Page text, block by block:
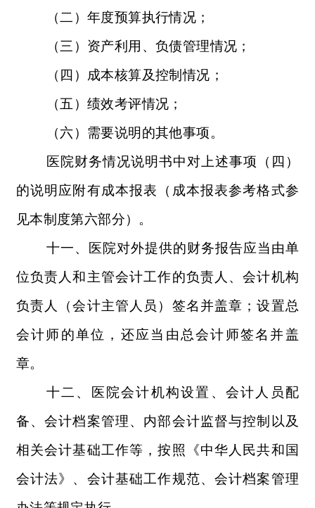
（二）年度预算执行情况；
（三）资产利用、负债管理情况；
（四）成本核算及控制情况；
（五）绩效考评情况；
（六）需要说明的其他事项。
医院财务情况说明书中对上述事项（四）
的说明应附有成本报表（成本报表参考格式参
见本制度第六部分）。
十一、医院对外提供的财务报告应当由单
位负责人和主管会计工作的负责人、会计机构
负责人（会计主管人员）签名并盖章；设置总
会计师的单位，还应当由总会计师签名并盖
章。
十二、医院会计机构设置、会计人员配
备、会计档案管理、内部会计监督与控制以及
相关会计基础工作等，按照《中华人民共和国
会计法》、会计基础工作规范、会计档案管理